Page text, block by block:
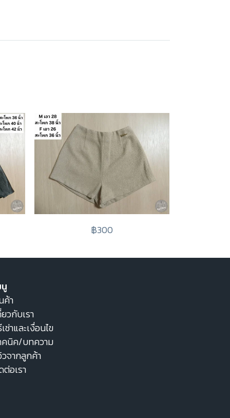
฿300
ค้า
วกับเรา
ช่าและเงื่อนไข
คนิค/บทความ
จากลูกค้า
อเรา